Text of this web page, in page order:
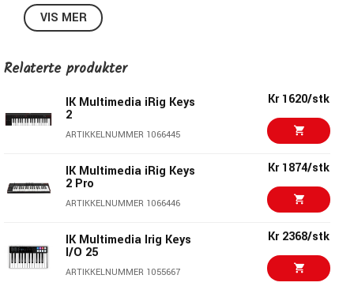
inngang og -utgang, flere strømalternativer, en fylt
programvarepakke og et stilig nytt utseende, er disse nye
VIS MER
Relaterte produkter
IK Multimedia iRig Keys
2
ARTIKKELNUMMER 1066445
Kr 1620/stk
IK Multimedia iRig Keys
2 Pro
ARTIKKELNUMMER 1066446
Kr 1874/stk
IK Multimedia Irig Keys
I/O 25
ARTIKKELNUMMER 1055667
Kr 2368/stk